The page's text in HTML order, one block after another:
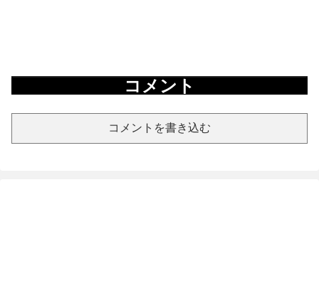
コメント
コメントを書き込む